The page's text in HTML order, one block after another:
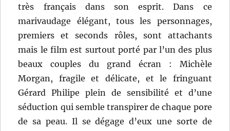
très français dans son esprit. Dans ce
marivaudage élégant, tous les personnages,
premiers et seconds rôles, sont attachants
mais le film est surtout porté par l’un des plus
beaux couples du grand écran : Michèle
Morgan, fragile et délicate, et le fringuant
Gérard Philipe plein de sensibilité et d’une
séduction qui semble transpirer de chaque pore
de sa peau. Il se dégage d’eux une sorte de